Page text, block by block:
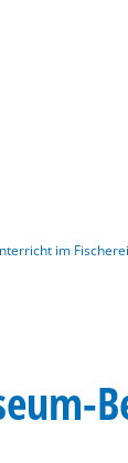
im